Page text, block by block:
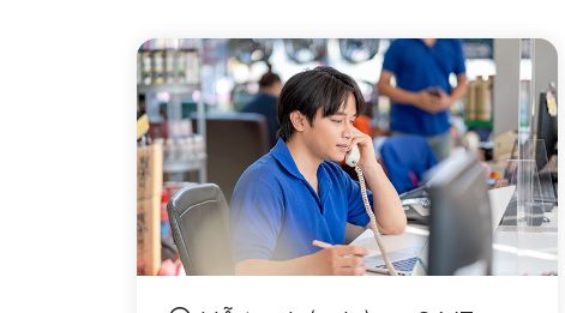
PHỤ KIỆN NTN
MÁY GIA NHIỆT NTN